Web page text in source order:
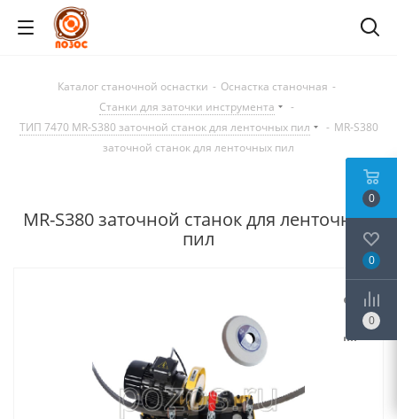
Каталог станочной оснастки - Оснастка станочная -
Станки для заточки инструмента
-
ТИП 7470 MR-S380 заточной станок для ленточных пил
- MR-S380
заточной станок для ленточных пил
MR-S380 заточной станок для ленточных
пил
0
0
0